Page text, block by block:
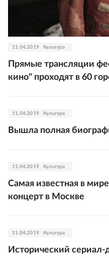
11.04.2019 Культура
Прямые трансляции
кино" проходят в 60
11.04.2019 Культура
Вышла полная
11.04.2019 Культура
Самая известная в
концерт в Москве
11.04.2019 Культура
Исторический сериал-